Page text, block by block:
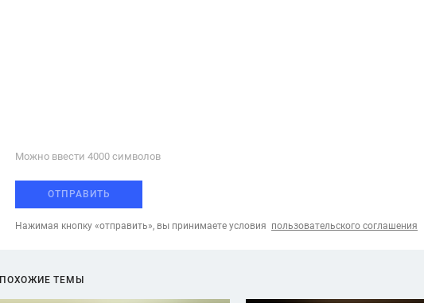
Можно ввести 4000 cимволов
ОТПРАВИТЬ
Нажимая кнопку «отправить», вы принимаете условия пользовательского соглашения
ПОХОЖИЕ ТЕМЫ